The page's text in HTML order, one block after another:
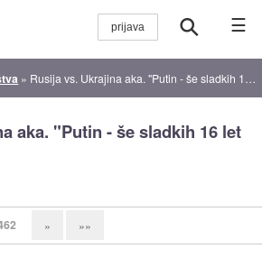
☰
» Rusija vs. Ukrajina aka. "Putin - še sladkih 16 let na oblasti?"
aka. "Putin - še sladkih 16 let
» »»